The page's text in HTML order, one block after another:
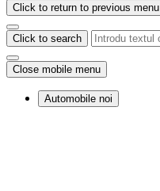
Click to return to previous menu
Click to search
Close mobile menu
Automobile noi